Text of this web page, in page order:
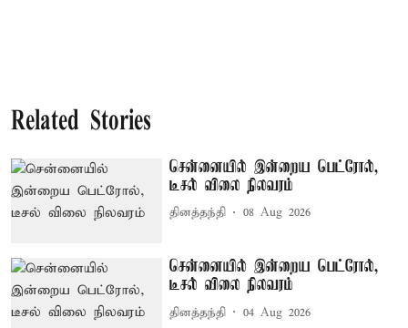
Related Stories
சென்னையில் இன்றைய பெட்ரோல்,
டீசல் விலை நிலவரம்
தினத்தந்தி 08 Aug 2026
சென்னையில் இன்றைய பெட்ரோல்,
டீசல் விலை நிலவரம்
தினத்தந்தி 04 Aug 2026